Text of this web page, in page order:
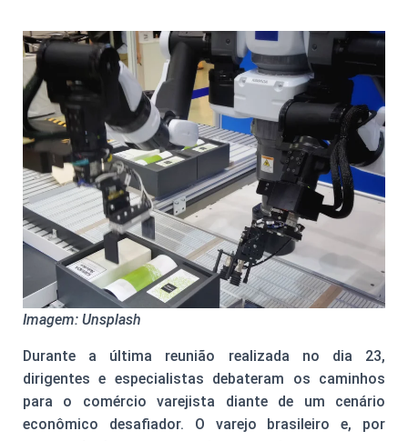
Imagem: Unsplash
Durante a última reunião realizada no dia 23,
dirigentes e especialistas debateram os caminhos
para o comércio varejista diante de um cenário
econômico desafiador. O varejo brasileiro e, por